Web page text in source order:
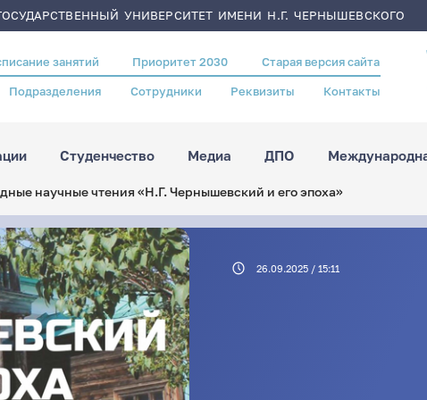
УНИВЕРСИТЕТ ИМЕНИ Н.Г. ЧЕРНЫШЕВСКОГО
занятий Приоритет 2030 Старая версия сайта
Подразделения Сотрудники Реквизиты Контакты
Студенчество Медиа ДПО
научные чтения «Н.Г. Чернышевский и его эпоха»
26.09.2025 / 15:11